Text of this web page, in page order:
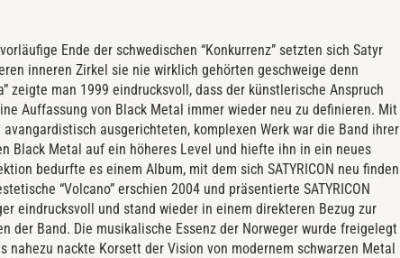
Ende der schwedischen “Konkurrenz” setzten sich Satyr
inneren Zirkel sie nie wirklich gehörten geschweige denn
zeigte man 1999 eindrucksvoll, dass der künstlerische Anspruch
Auffassung von Black Metal immer wieder neu zu definieren. Mit
ausgerichteten, komplexen Werk war die Band ihrer
Black Metal auf ein höheres Level und hiefte ihn in ein neues
bedurfte es einem Album, mit dem sich SATYRICON neu finden
“Volcano” erschien 2004 und präsentierte SATYRICON
eindrucksvoll und stand wieder in einem direkteren Bezug zur
der Band. Die musikalische Essenz der Norweger wurde freigelegt
nahezu nackte Korsett der Vision von modernem schwarzen Metal